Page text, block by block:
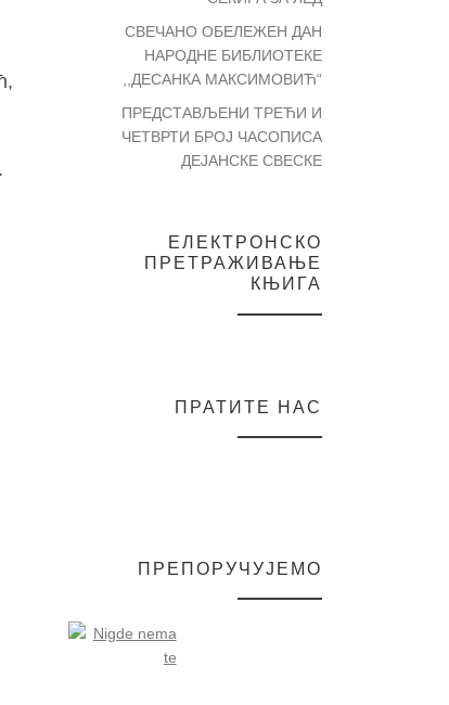
СВЕЧАНО ОБЕЛЕЖЕН ДАН
НАРОДНЕ БИБЛИОТЕКЕ
,,ДЕСАНКА МАКСИМОВИЋ“
ПРЕДСТАВЉЕНИ ТРЕЋИ И
ЧЕТВРТИ БРОЈ ЧАСОПИСА
ДЕЈАНСКЕ СВЕСКЕ
ЕЛЕКТРОНСКО
ПРЕТРАЖИВАЊЕ
КЊИГА
ПРАТИТЕ НАС
ПРЕПОРУЧУЈЕМО